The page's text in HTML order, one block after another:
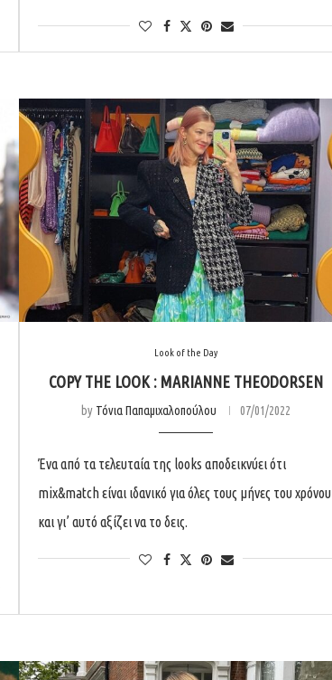
Look of the Day
COPY THE LOOK : MARIANNE THEODORSEN
by Τόνια Παπαμιχαλοπούλου 07/01/2022
Ένα από τα τελευταία της looks αποδεικνύει ότι
mix&match είναι ιδανικό για όλες τους μήνες του χρόνου
και γι’ αυτό αξίζει να το δεις.